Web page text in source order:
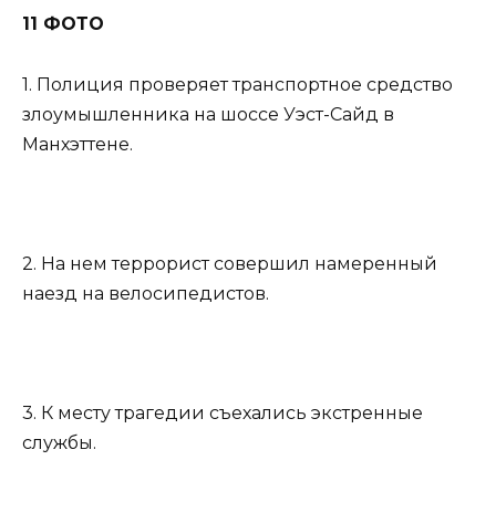
11 ФОТО
1. Полиция проверяет транспортное средство
злоумышленника на шоссе Уэст-Сайд в
Манхэттене.
2. На нем террорист совершил намеренный
наезд на велосипедистов.
3. К месту трагедии съехались экстренные
службы.